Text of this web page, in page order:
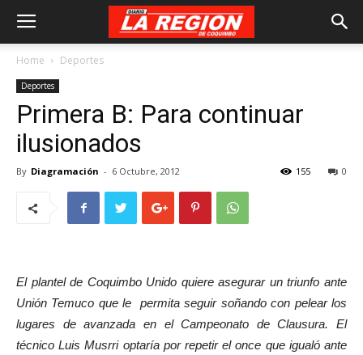
Home Deportes
Deportes
Primera B: Para continuar
ilusionados
By Diagramación - 6 Octubre, 2012 0
155
El plantel de Coquimbo Unido quiere asegurar un triunfo ante
Unión Temuco que le permita seguir soñando con pelear los
lugares de avanzada en el Campeonato de Clausura. El
técnico Luis Musrri optaría por repetir el once que igualó ante